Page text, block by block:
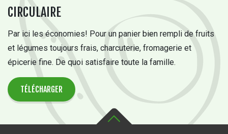
CIRCULAIRE
Par ici les économies! Pour un panier bien rempli de fruits
et légumes toujours frais, charcuterie, fromagerie et
épicerie fine. De quoi satisfaire toute la famille.
TÉLÉCHARGER